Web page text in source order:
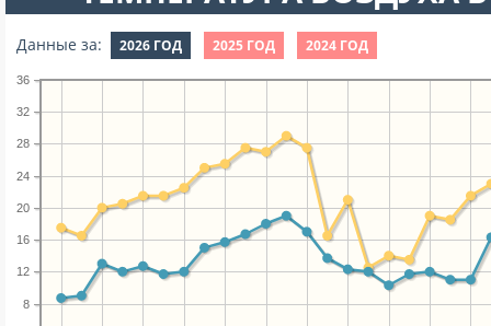
Данные за: 2026 ГОД 2025 ГОД 2024 ГОД
8
12
16
20
24
28
32
36